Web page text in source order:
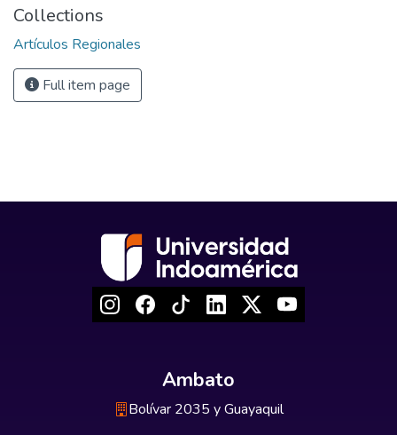
Collections
Artículos Regionales
Full item page
Ambato
Bolívar 2035 y Guayaquil